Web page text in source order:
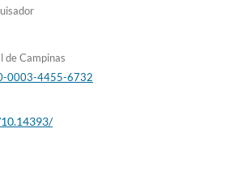
de Campinas
0003-4455-6732